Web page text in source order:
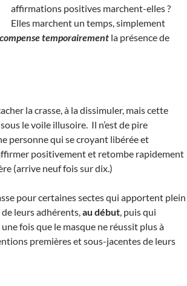
affirmations positives marchent-elles ?
Elles marchent un temps, simplement
compense temporairement la présence de
la crasse, à la dissimuler, mais cette
le voile illusoire. Il n’est de pire
personne qui se croyant libérée et
positivement et retombe rapidement
(arrive neuf fois sur dix.)
pour certaines sectes qui apportent plein
leurs adhérents,au début, puis qui
fois que le masque ne réussit plus à
premières et sous-jacentes de leurs